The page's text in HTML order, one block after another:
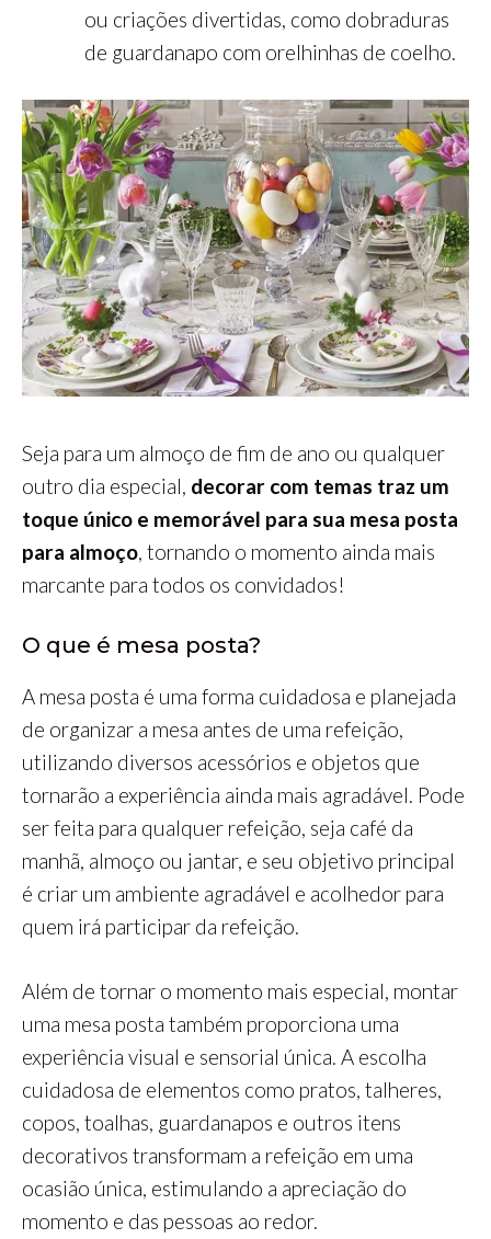
ou criações divertidas, como dobraduras
de guardanapo com orelhinhas de coelho.
Seja para um almoço de fim de ano ou qualquer
outro dia especial, decorar com temas traz um
toque único e memorável para sua mesa posta
para almoço , tornando o momento ainda mais
marcante para todos os convidados!
O que é mesa posta?
A mesa posta é uma forma cuidadosa e planejada
de organizar a mesa antes de uma refeição,
utilizando diversos acessórios e objetos que
tornarão a experiência ainda mais agradável. Pode
ser feita para qualquer refeição, seja café da
manhã, almoço ou jantar, e seu objetivo principal
é criar um ambiente agradável e acolhedor para
quem irá participar da refeição.
Além de tornar o momento mais especial, montar
uma mesa posta também proporciona uma
experiência visual e sensorial única. A escolha
cuidadosa de elementos como pratos, talheres,
copos, toalhas, guardanapos e outros itens
decorativos transformam a refeição em uma
ocasião única, estimulando a apreciação do
momento e das pessoas ao redor.